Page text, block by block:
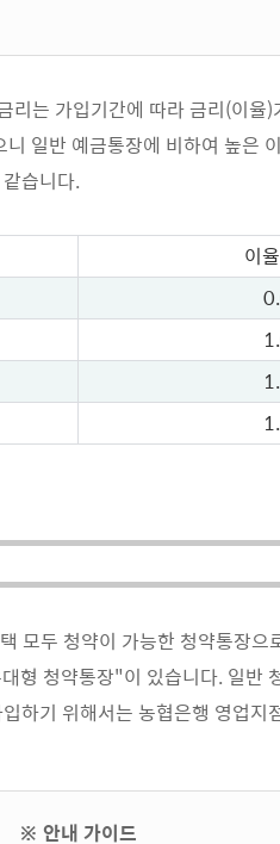
는 가입기간에 따라 금리(이율
일반 예금통장에 비하여 높은
습니다.
이
모두 청약이 가능한 청약통장으
형 청약통장"이 있습니다. 일반
하기 위해서는 농협은행 영업지
※ 안내 가이드